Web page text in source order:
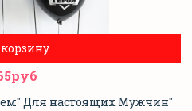
Для настоящих Мужчин"